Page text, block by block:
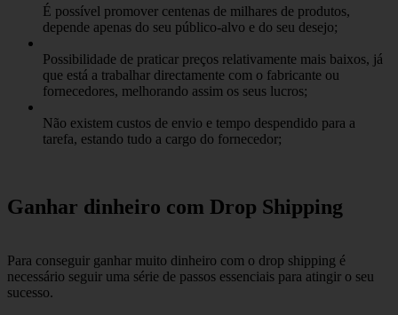
É possível promover centenas de milhares de produtos,
depende apenas do seu público-alvo e do seu desejo;
Possibilidade de praticar preços relativamente mais baixos, já
que está a trabalhar directamente com o fabricante ou
fornecedores, melhorando assim os seus lucros;
Não existem custos de envio e tempo despendido para a
tarefa, estando tudo a cargo do fornecedor;
Ganhar dinheiro com Drop Shipping
Para conseguir ganhar muito dinheiro com o drop shipping é
necessário seguir uma série de passos essenciais para atingir o seu
sucesso.